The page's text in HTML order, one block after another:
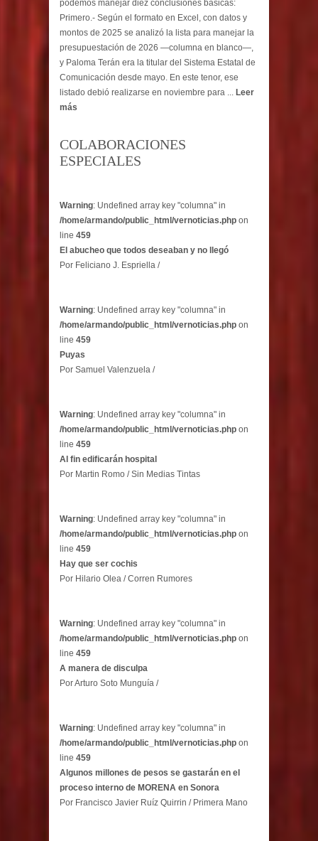
podemos manejar diez conclusiones básicas:
Primero.- Según el formato en Excel, con datos y
montos de 2025 se analizó la lista para manejar la
presupuestación de 2026 —columna en blanco—,
y Paloma Terán era la titular del Sistema Estatal de
Comunicación desde mayo. En este tenor, ese
listado debió realizarse en noviembre para ... Leer
más
COLABORACIONES
ESPECIALES
Warning: Undefined array key "columna" in
/home/armando/public_html/vernoticias.php on
line 459
El abucheo que todos deseaban y no llegó
Por Feliciano J. Espriella /
Warning: Undefined array key "columna" in
/home/armando/public_html/vernoticias.php on
line 459
Puyas
Por Samuel Valenzuela /
Warning: Undefined array key "columna" in
/home/armando/public_html/vernoticias.php on
line 459
Al fin edificarán hospital
Por Martin Romo / Sin Medias Tintas
Warning: Undefined array key "columna" in
/home/armando/public_html/vernoticias.php on
line 459
Hay que ser cochis
Por Hilario Olea / Corren Rumores
Warning: Undefined array key "columna" in
/home/armando/public_html/vernoticias.php on
line 459
A manera de disculpa
Por Arturo Soto Munguía /
Warning: Undefined array key "columna" in
/home/armando/public_html/vernoticias.php on
line 459
Algunos millones de pesos se gastarán en el
proceso interno de MORENA en Sonora
Por Francisco Javier Ruíz Quirrin / Primera Mano